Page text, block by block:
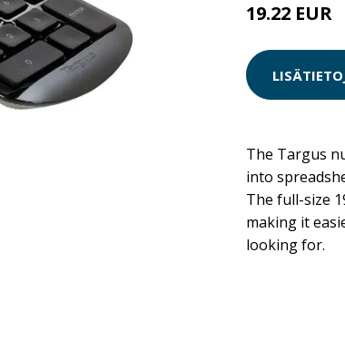
19.22 EUR
The Targus
into
The full-size
making it
looking for.